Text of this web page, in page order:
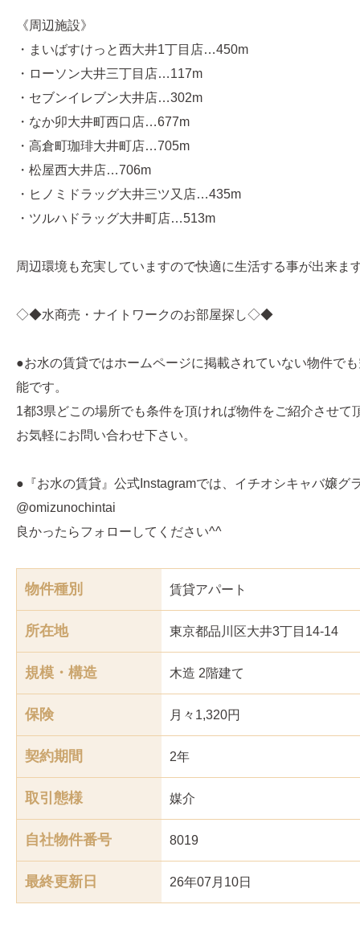
《周辺施設》
・まいばすけっと西大井1丁目店…450m
・ローソン大井三丁目店…117m
・セブンイレブン大井店…302m
・なか卯大井町西口店…677m
・高倉町珈琲大井町店…705m
・松屋西大井店…706m
・ヒノミドラッグ大井三ツ又店…435m
・ツルハドラッグ大井町店…513m
周辺環境も充実していますので快適に生活する事が出来ま
◇◆水商売・ナイトワークのお部屋探し◇◆
●お水の賃貸ではホームページに掲載されていない物件で
能です。
1都3県どこの場所でも条件を頂ければ物件をご紹介させて
お気軽にお問い合わせ下さい。
●『お水の賃貸』公式Instagramでは、イチオシキャバ嬢グ
@omizunochintai
良かったらフォローしてください^^
物件種別 賃貸アパート
所在地 東京都品川区大井3丁目14-14
規模・構造 木造 2階建て
保険 月々1,320円
契約期間 2年
取引態様 媒介
自社物件番号 8019
最終更新日 26年07月10日